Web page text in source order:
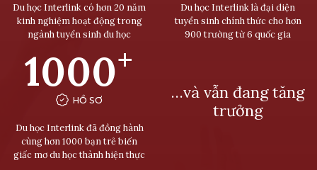
Du học Interlink có hơn 20 năm
kinh nghiệm hoạt động trong
ngành tuyển sinh du học
Du học Interlink là đại diện
tuyển sinh chính thức cho hơn
900 trường từ 6 quốc gia
1000+
HỒ SƠ
Du học Interlink đã đồng hành
cùng hơn 1000 bạn trẻ biến
giấc mơ du học thành hiện thực
…và vẫn đang tăng
trưởng